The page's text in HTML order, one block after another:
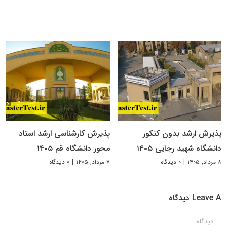
پذیرش ارشد بدون کنکور
دانشگاه شهید رجایی ۱۴۰۵
۸ مرداد, ۱۴۰۵ | ۰ دیدگاه
پذیرش کارشناسی ارشد استاد
محور دانشگاه قم ۱۴۰۵
۷ مرداد, ۱۴۰۵ | ۰ دیدگاه
Leave A دیدگاه
دیدگاه